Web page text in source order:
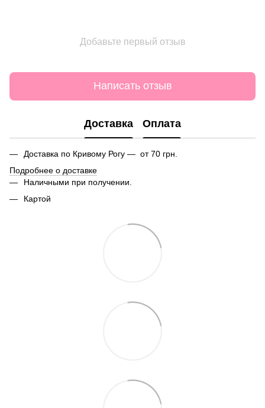
Добавьте первый отзыв
Написать отзыв
Доставка Оплата
Доставка по Кривому Рогу — от 70 грн.
Подробнее о доставке
Наличными при получении.
Картой